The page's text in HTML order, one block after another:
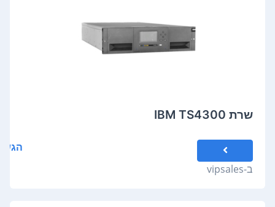
שרת IBM TS4300
ב-vipsales